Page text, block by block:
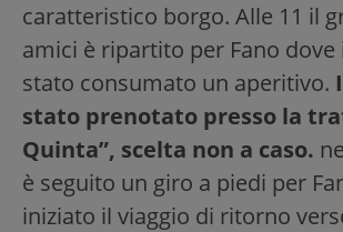
caratteristico borgo. Alle 11 il
amici è ripartito per Fano dove
stato consumato un aperitivo.
stato prenotato presso la
Quinta”, scelta non a caso.
è seguito un giro a piedi per
iniziato il viaggio di ritorno